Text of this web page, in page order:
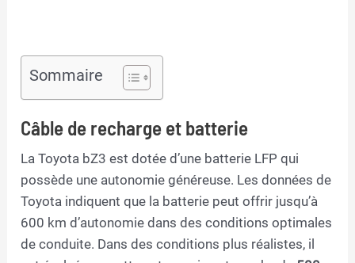
Sommaire
Câble de recharge et batterie
La Toyota bZ3 est dotée d’une batterie LFP qui
possède une autonomie généreuse. Les données de
Toyota indiquent que la batterie peut offrir jusqu’à
600 km d’autonomie dans des conditions optimales
de conduite. Dans des conditions plus réalistes, il